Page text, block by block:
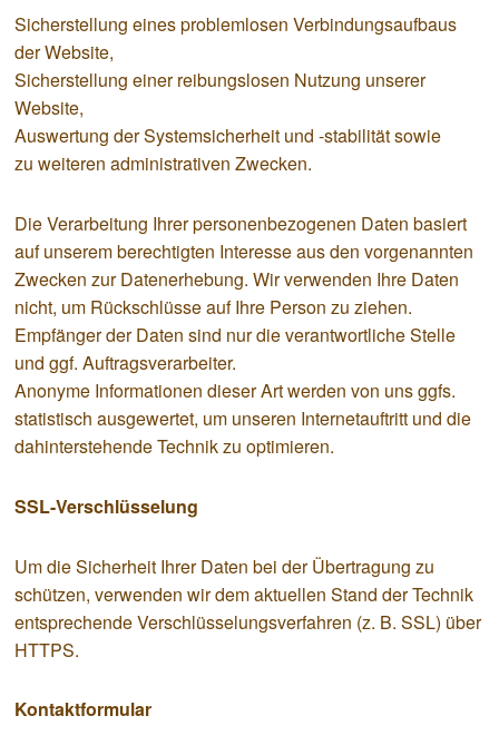
Sicherstellung eines problemlosen Verbindungsaufbaus
der Website,
Sicherstellung einer reibungslosen Nutzung unserer
Website,
Auswertung der Systemsicherheit und -stabilität sowie
zu weiteren administrativen Zwecken.
Die Verarbeitung Ihrer personenbezogenen Daten basiert
auf unserem berechtigten Interesse aus den vorgenannten
Zwecken zur Datenerhebung. Wir verwenden Ihre Daten
nicht, um Rückschlüsse auf Ihre Person zu ziehen.
Empfänger der Daten sind nur die verantwortliche Stelle
und ggf. Auftragsverarbeiter.
Anonyme Informationen dieser Art werden von uns ggfs.
statistisch ausgewertet, um unseren Internetauftritt und die
dahinterstehende Technik zu optimieren.
SSL-Verschlüsselung
Um die Sicherheit Ihrer Daten bei der Übertragung zu
schützen, verwenden wir dem aktuellen Stand der Technik
entsprechende Verschlüsselungsverfahren (z. B. SSL) über
HTTPS.
Kontaktformular